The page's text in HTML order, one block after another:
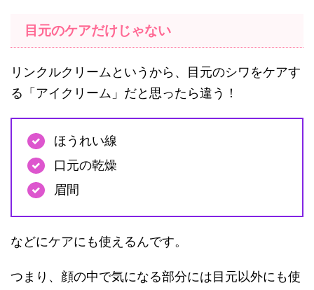
目元のケアだけじゃない
リンクルクリームというから、目元のシワをケアす
る「アイクリーム」だと思ったら違う！
ほうれい線
口元の乾燥
眉間
などにケアにも使えるんです。
つまり、顔の中で気になる部分には目元以外にも使